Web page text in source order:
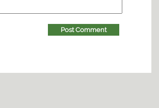
Post Comment